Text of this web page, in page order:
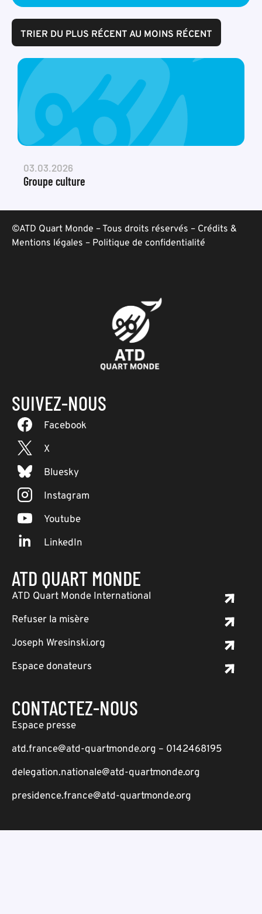
TRIER DU PLUS RÉCENT AU MOINS RÉCENT
03.03.2026
Groupe culture
©ATD Quart Monde – Tous droits réservés – Crédits &
Mentions légales – Politique de confidentialité
SUIVEZ-NOUS
Facebook
X
Bluesky
Instagram
Youtube
LinkedIn
ATD QUART MONDE
ATD Quart Monde International
Refuser la misère
Joseph Wresinski.org
Espace donateurs
CONTACTEZ-NOUS
Espace presse
atd.france@atd-quartmonde.org – 0142468195
delegation.nationale@atd-quartmonde.org
presidence.france@atd-quartmonde.org